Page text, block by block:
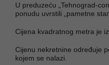
U preduzeću „Tehnograd-
ponudu uvrstili „pametne
Cijena kvadratnog metra je
Cijenu nekretnine određuje
kojem se nalazi.